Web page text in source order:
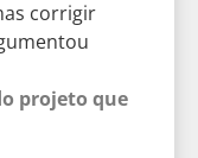
corrigir
projeto que